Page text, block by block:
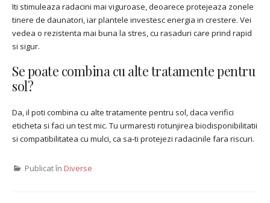
Iti stimuleaza radacini mai viguroase, deoarece protejeaza zonele
tinere de daunatori, iar plantele investesc energia in crestere. Vei
vedea o rezistenta mai buna la stres, cu rasaduri care prind rapid
si sigur.
Se poate combina cu alte tratamente pentru
sol?
Da, il poti combina cu alte tratamente pentru sol, daca verifici
eticheta si faci un test mic. Tu urmaresti rotunjirea biodisponibilitatii
si compatibilitatea cu mulci, ca sa-ti protejezi radacinile fara riscuri.
Publicat în Diverse